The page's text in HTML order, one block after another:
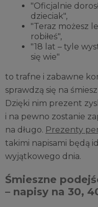
"Oficjalnie
dzieciak",
"Teraz możesz
robiłeś",
"18 lat – tyle
się wie"
to trafne i zabawne
sprawdzą się na
Dzięki nim prezent
i na pewno zostanie
na długo. Prezenty
takimi napisami będą
wyjątkowego dnia.
Śmieszne
– napisy na 30,